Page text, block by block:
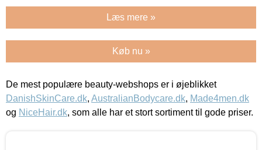
Læs mere »
Køb nu »
De mest populære beauty-webshops er i øjeblikket
DanishSkinCare.dk, AustralianBodycare.dk, Made4men.dk
og NiceHair.dk, som alle har et stort sortiment til gode priser.